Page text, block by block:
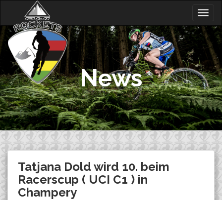
content
News
Tatjana Dold wird 10. beim
Racerscup ( UCI C1 ) in
Champery